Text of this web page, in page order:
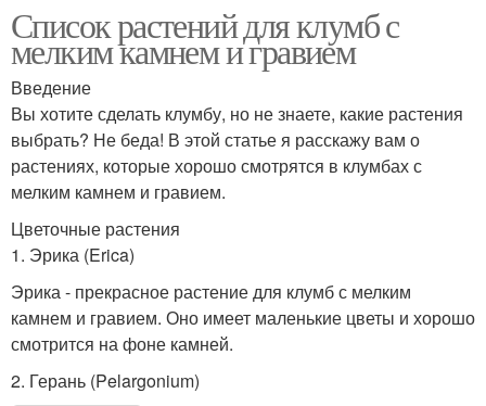
Список растений для клумб с
мелким камнем и гравием
Введение
Вы хотите сделать клумбу, но не знаете, какие растения
выбрать? Не беда! В этой статье я расскажу вам о
растениях, которые хорошо смотрятся в клумбах с
мелким камнем и гравием.
Цветочные растения
1. Эрика (Erica)
Эрика - прекрасное растение для клумб с мелким
камнем и гравием. Оно имеет маленькие цветы и хорошо
смотрится на фоне камней.
2. Герань (Pelargonium)